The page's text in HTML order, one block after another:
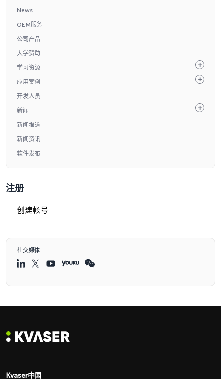
News
OEM服务
公司产品
大学赞助
学习资源
应用案例
开发人员
新闻
新闻报道
新闻资讯
软件发布
注册
创建帐号
社交媒体
Kvaser中国